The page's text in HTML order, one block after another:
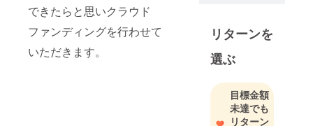
できたらと思いクラウド
ファンディングを行わせて
いただきます。
種イベント
の企画立
案・運営業
います。
リターンを
選ぶ
目標金額
未達でも
リターン